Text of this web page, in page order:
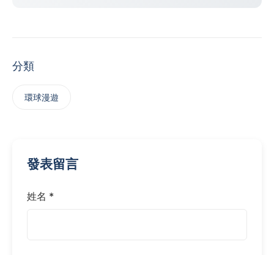
分類
‌環球漫遊
發表留言
姓名 *